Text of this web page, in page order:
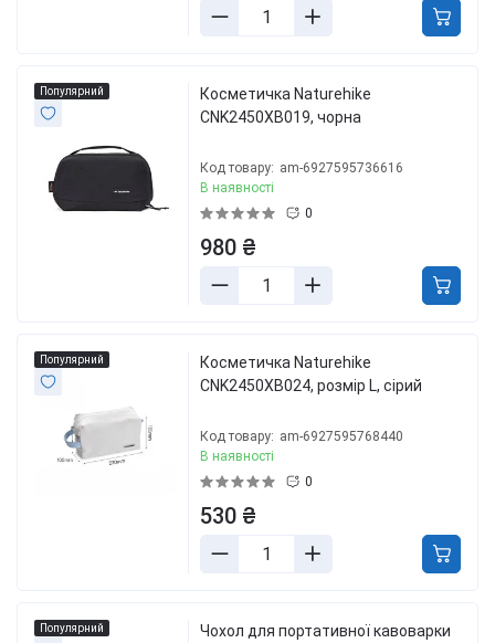
Популярний
Косметичка Naturehike
CNK2450XB019, чорна
Код товару: am-6927595736616
В наявності
0
980 ₴
Популярний
Косметичка Naturehike
CNK2450XB024, розмір L, сірий
Код товару: am-6927595768440
В наявності
0
530 ₴
Популярний
Чохол для портативної кавоварки